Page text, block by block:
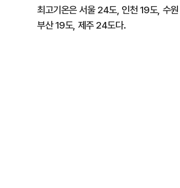
최고기온은 서울 24도, 인천 19도, 수
부산 19도, 제주 24도다.